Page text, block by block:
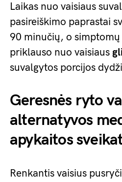
Laikas nuo vaisiaus
pasireiškimo paprastai
90 minučių, o
priklauso nuo vaisiaus
suvalgytos porcijos
Geresnės ryto
alternatyvos
apykaitos
Renkantis vaisius